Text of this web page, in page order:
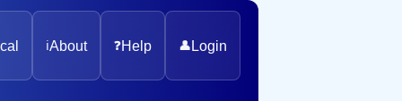
ℹ️About ❓Help 👤 Login